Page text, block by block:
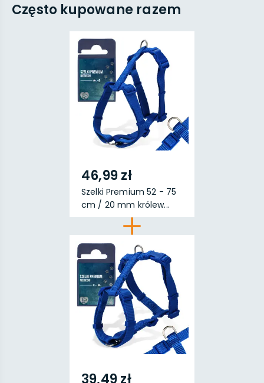
Często kupowane razem
46,99 zł
Szelki Premium 52 - 75
cm / 20 mm królew...
39,49 zł